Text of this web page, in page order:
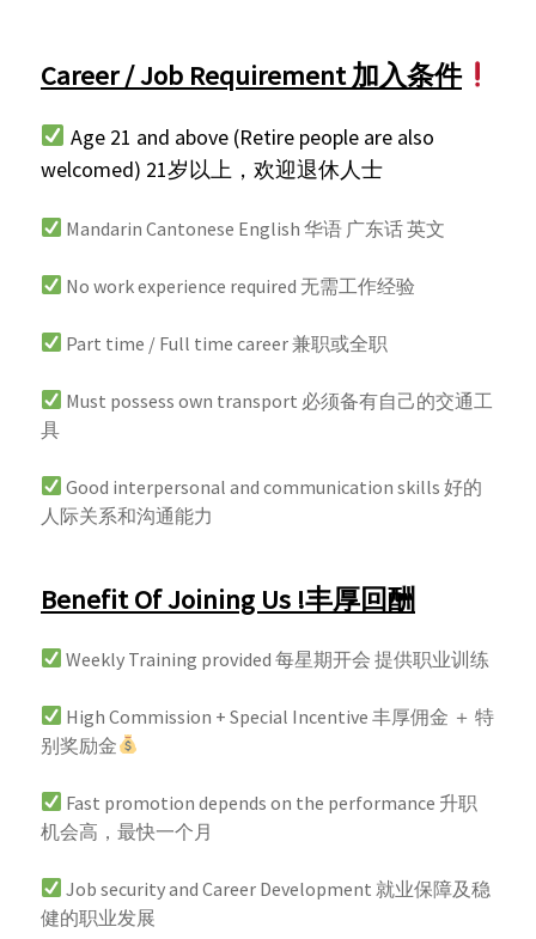
Career / Job Requirement 加入条件
Age 21 and above (Retire people are also
welcomed) 21岁以上，欢迎退休人士
Mandarin Cantonese English 华语 广东话 英文
No work experience required 无需工作经验
Part time / Full time career 兼职或全职
Must possess own transport 必须备有自己的交通工
具
Good interpersonal and communication skills 好的
人际关系和沟通能力
Benefit Of Joining Us !丰厚回酬
Weekly Training provided 每星期开会 提供职业训练
High Commission + Special Incentive 丰厚佣金 ＋ 特
别奖励金
Fast promotion depends on the performance 升职
机会高，最快一个月
Job security and Career Development 就业保障及稳
健的职业发展